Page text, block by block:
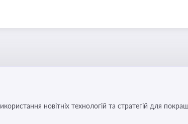
технологій та стратегій для покращення